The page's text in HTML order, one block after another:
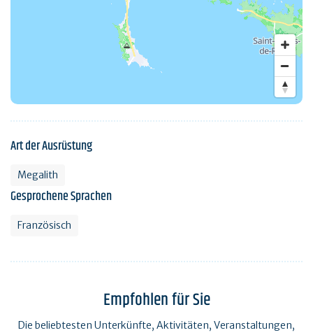
Art der Ausrüstung
Megalith
Gesprochene Sprachen
Französisch
Empfohlen für Sie
Die beliebtesten Unterkünfte, Aktivitäten, Veranstaltungen,